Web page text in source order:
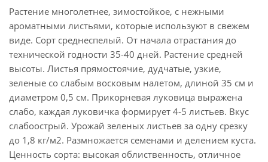
Растение многолетнее, зимостойкое, с нежными
ароматными листьями, которые используют в свежем
виде. Сорт среднеспелый. От начала отрастания до
технической годности 35-40 дней. Растение средней
высоты. Листья прямостоячие, дудчатые, узкие,
зеленые со слабым восковым налетом, длиной 35 см и
диаметром 0,5 см. Прикорневая луковица выражена
слабо, каждая луковичка формирует 4-5 листьев. Вкус
слабоострый. Урожай зеленых листьев за одну срезку
до 1,8 кг/м2. Размножается семенами и делением куста.
Ценность сорта: высокая облиственность, отличное